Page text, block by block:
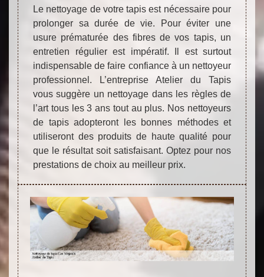
Le nettoyage de votre tapis est nécessaire pour
prolonger sa durée de vie. Pour éviter une
usure prématurée des fibres de vos tapis, un
entretien régulier est impératif. Il est surtout
indispensable de faire confiance à un nettoyeur
professionnel. L’entreprise Atelier du Tapis
vous suggère un nettoyage dans les règles de
l’art tous les 3 ans tout au plus. Nos nettoyeurs
de tapis adopteront les bonnes méthodes et
utiliseront des produits de haute qualité pour
que le résultat soit satisfaisant. Optez pour nos
prestations de choix au meilleur prix.